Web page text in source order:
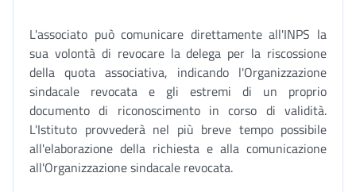
L'associato può comunicare direttamente all'INPS la
sua volontà di revocare la delega per la riscossione
della quota associativa, indicando l'Organizzazione
sindacale revocata e gli estremi di un proprio
documento di riconoscimento in corso di validità.
L'Istituto provvederà nel più breve tempo possibile
all'elaborazione della richiesta e alla comunicazione
all'Organizzazione sindacale revocata.